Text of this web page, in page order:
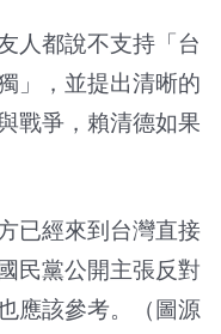
人都說不支持「台
」，並提出清晰的
戰爭，賴清德如果
已經來到台灣直接
民黨公開主張反對
應該參考。（圖源